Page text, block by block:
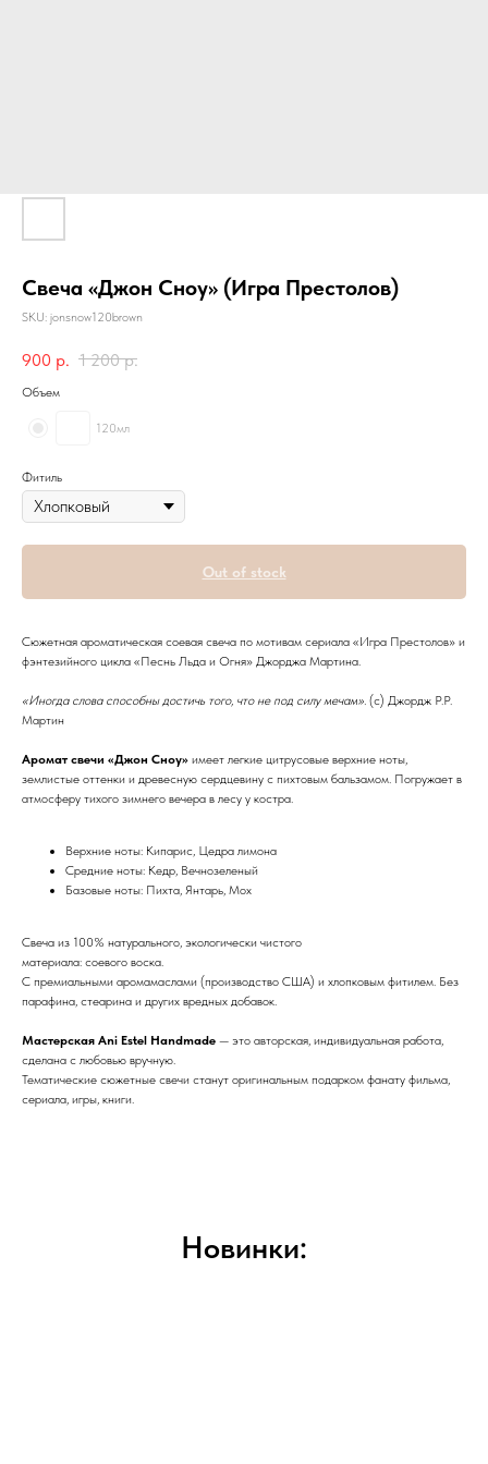
Свеча «Джон Сноу» (Игра Престолов)
SKU: jonsnow120brown
900 р. 1 200 р.
Объем
120мл
Фитиль
Out of stock
Сюжетная ароматическая соевая свеча по мотивам сериала «Игра Престолов» и
фэнтезийного цикла «Песнь Льда и Огня» Джорджа Мартина.
«Иногда слова способны достичь того, что не под силу мечам». (c) Джордж Р.Р.
Мартин
Аромат свечи «Джон Сноу» имеет легкие цитрусовые верхние ноты,
землистые оттенки и древесную сердцевину с пихтовым бальзамом. Погружает в
атмосферу тихого зимнего вечера в лесу у костра.
Верхние ноты: Кипарис, Цедра лимона
Средние ноты: Кедр, Вечнозеленый
Базовые ноты: Пихта, Янтарь, Мох
Свеча из 100% натурального, экологически чистого
материала: соевого воска.
С премиальными аромамаслами (производство США) и хлопковым фитилем. Без
парафина, стеарина и других вредных добавок.
Мастерская Ani Estel Handmade — это авторская, индивидуальная работа,
сделана с любовью вручную.
Тематические сюжетные свечи станут оригинальным подарком фанату фильма,
сериала, игры, книги.
Новинки: